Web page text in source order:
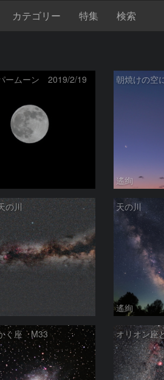
カテゴリー 特集 検索
ームーン 2019/2/19 朝焼けの空
遙絢
の川 天の川
遙絢
く座 M33